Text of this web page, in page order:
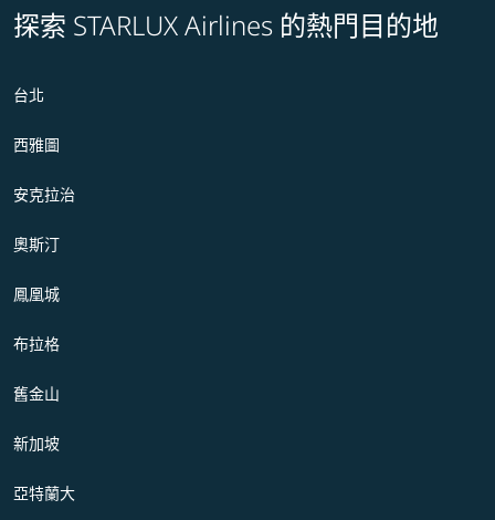
探索 STARLUX Airlines 的熱門目的地
台北
西雅圖
安克拉治
奧斯汀
鳳凰城
布拉格
舊金山
新加坡
亞特蘭大